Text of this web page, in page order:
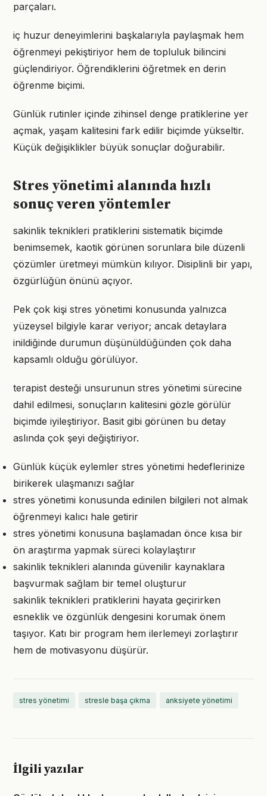
parçaları.
iç huzur deneyimlerini başkalarıyla paylaşmak hem
öğrenmeyi pekiştiriyor hem de topluluk bilincini
güçlendiriyor. Öğrendiklerini öğretmek en derin
öğrenme biçimi.
Günlük rutinler içinde zihinsel denge pratiklerine yer
açmak, yaşam kalitesini fark edilir biçimde yükseltir.
Küçük değişiklikler büyük sonuçlar doğurabilir.
Stres yönetimi alanında hızlı
sonuç veren yöntemler
sakinlik teknikleri pratiklerini sistematik biçimde
benimsemek, kaotik görünen sorunlara bile düzenli
çözümler üretmeyi mümkün kılıyor. Disiplinli bir yapı,
özgürlüğün önünü açıyor.
Pek çok kişi stres yönetimi konusunda yalnızca
yüzeysel bilgiyle karar veriyor; ancak detaylara
inildiğinde durumun düşünüldüğünden çok daha
kapsamlı olduğu görülüyor.
terapist desteği unsurunun stres yönetimi sürecine
dahil edilmesi, sonuçların kalitesini gözle görülür
biçimde iyileştiriyor. Basit gibi görünen bu detay
aslında çok şeyi değiştiriyor.
Günlük küçük eylemler stres yönetimi hedeflerinize
birikerek ulaşmanızı sağlar
stres yönetimi konusunda edinilen bilgileri not almak
öğrenmeyi kalıcı hale getirir
stres yönetimi konusuna başlamadan önce kısa bir
ön araştırma yapmak süreci kolaylaştırır
sakinlik teknikleri alanında güvenilir kaynaklara
başvurmak sağlam bir temel oluşturur
sakinlik teknikleri pratiklerini hayata geçirirken
esneklik ve özgünlük dengesini korumak önem
taşıyor. Katı bir program hem ilerlemeyi zorlaştırır
hem de motivasyonu düşürür.
stres yönetimi stresle başa çıkma anksiyete yönetimi
İlgili yazılar